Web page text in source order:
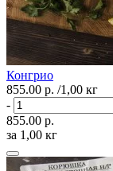
Конгрио
855.00 р. /1,00 кг
-
855.00 р.
за 1,00 кг